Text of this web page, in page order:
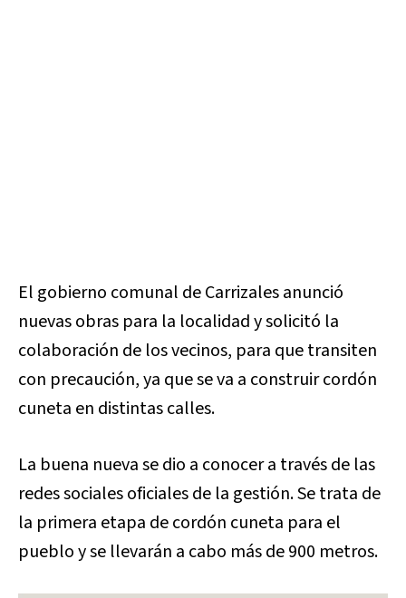
El gobierno comunal de Carrizales anunció
nuevas obras para la localidad y solicitó la
colaboración de los vecinos, para que transiten
con precaución, ya que se va a construir cordón
cuneta en distintas calles.
La buena nueva se dio a conocer a través de las
redes sociales oficiales de la gestión. Se trata de
la primera etapa de cordón cuneta para el
pueblo y se llevarán a cabo más de 900 metros.